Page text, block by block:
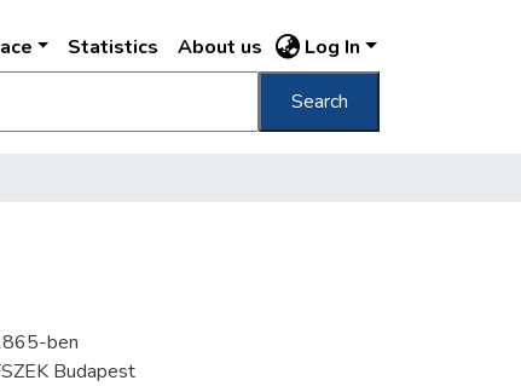
Statistics About us Log In
Search
ben
Budapest